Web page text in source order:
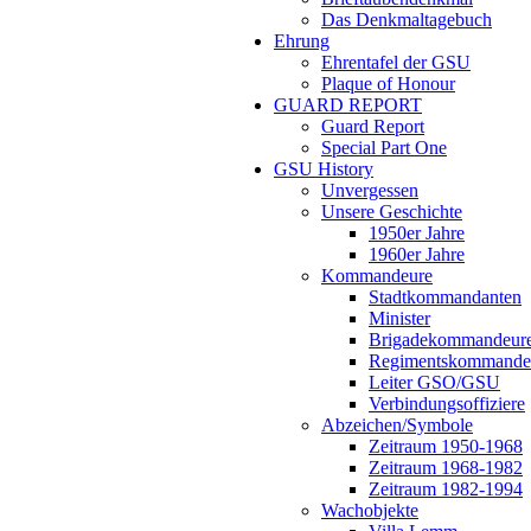
Das Denkmaltagebuch
Ehrung
Ehrentafel der GSU
Plaque of Honour
GUARD REPORT
Guard Report
Special Part One
GSU History
Unvergessen
Unsere Geschichte
1950er Jahre
1960er Jahre
Kommandeure
Stadtkommandanten
Minister
Leiter GSO/GSU
Verbindungsoffiziere
Abzeichen/Symbole
Zeitraum 1950-1968
Zeitraum 1968-1982
Zeitraum 1982-1994
Wachobjekte